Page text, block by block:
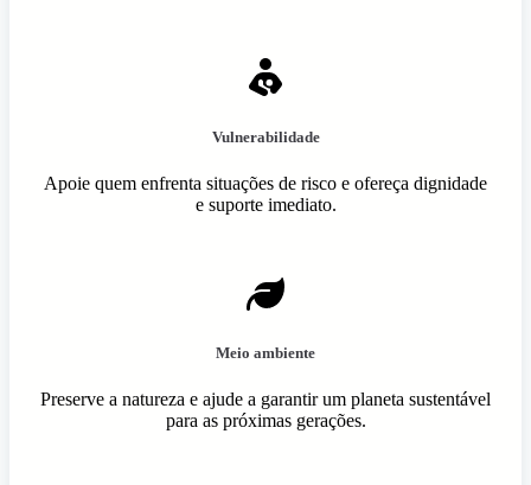
Vulnerabilidade
Apoie quem enfrenta situações de risco e ofereça dignidade
e suporte imediato.
Meio ambiente
Preserve a natureza e ajude a garantir um planeta sustentável
para as próximas gerações.